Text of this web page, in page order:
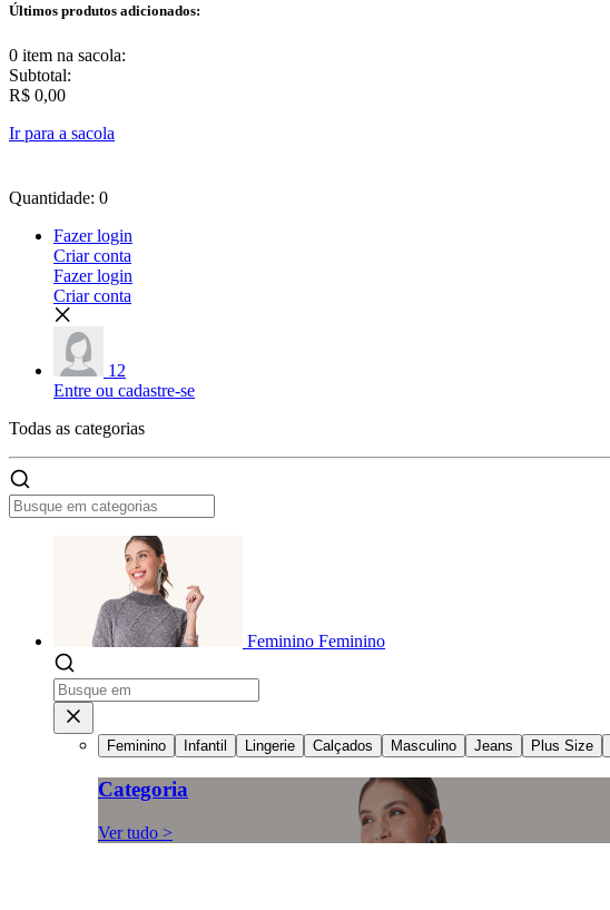
Últimos produtos adicionados:
0 item na sacola:
Subtotal:
R$ 0,00
Ir para a sacola
Quantidade: 0
Fazer login
Criar conta
Fazer login
Criar conta
12
Entre ou cadastre-se
Todas as categorias
Feminino Feminino
Feminino Infantil Lingerie Calçados Masculino Jeans Plus Size
Categoria
Ver tudo >